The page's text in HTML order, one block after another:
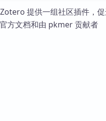
提供一组社区插件，
方文档和由 pkmer 贡献者